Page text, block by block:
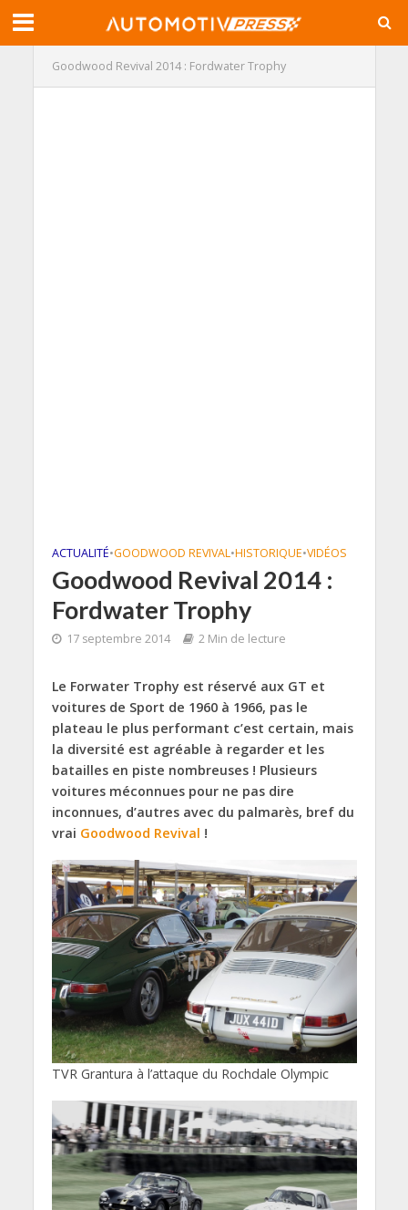
Goodwood Revival 2014 : Fordwater Trophy
ACTUALITÉ•GOODWOOD REVIVAL•HISTORIQUE•VIDÉOS
Goodwood Revival 2014 :
Fordwater Trophy
17 septembre 2014 2 Min de lecture
Le Forwater Trophy est réservé aux GT et
voitures de Sport de 1960 à 1966, pas le
plateau le plus performant c’est certain, mais
la diversité est agréable à regarder et les
batailles en piste nombreuses ! Plusieurs
voitures méconnues pour ne pas dire
inconnues, d’autres avec du palmarès, bref du
vrai Goodwood Revival !
TVR Grantura à l’attaque du Rochdale Olympic